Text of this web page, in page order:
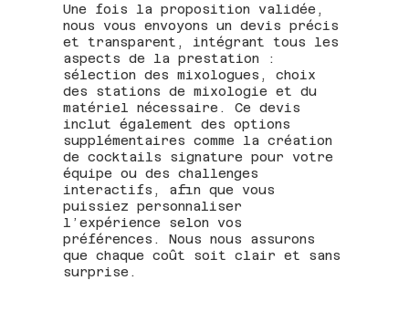
Une fois la proposition validée,
nous vous envoyons un devis précis
et transparent, intégrant tous les
aspects de la prestation :
sélection des mixologues, choix
des stations de mixologie et du
matériel nécessaire. Ce devis
inclut également des options
supplémentaires comme la création
de cocktails signature pour votre
équipe ou des challenges
interactifs, afin que vous
puissiez personnaliser
l’expérience selon vos
préférences. Nous nous assurons
que chaque coût soit clair et sans
surprise.